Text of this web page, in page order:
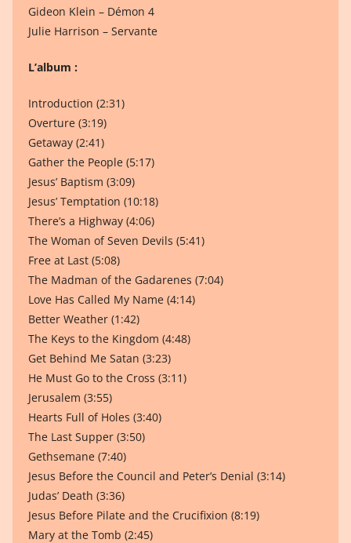
Gideon Klein – Démon 4
Julie Harrison – Servante
L’album :
Introduction (2:31)
Overture (3:19)
Getaway (2:41)
Gather the People (5:17)
Jesus’ Baptism (3:09)
Jesus’ Temptation (10:18)
There’s a Highway (4:06)
The Woman of Seven Devils (5:41)
Free at Last (5:08)
The Madman of the Gadarenes (7:04)
Love Has Called My Name (4:14)
Better Weather (1:42)
The Keys to the Kingdom (4:48)
Get Behind Me Satan (3:23)
He Must Go to the Cross (3:11)
Jerusalem (3:55)
Hearts Full of Holes (3:40)
The Last Supper (3:50)
Gethsemane (7:40)
Jesus Before the Council and Peter’s Denial (3:14)
Judas’ Death (3:36)
Jesus Before Pilate and the Crucifixion (8:19)
Mary at the Tomb (2:45)